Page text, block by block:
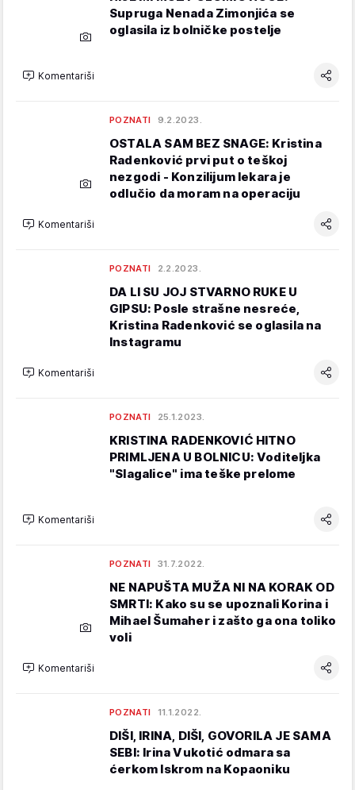
Supruga Nenada Zimonjića se
oglasila iz bolničke postelje
Komentariši
POZNATI 9.2.2023.
OSTALA SAM BEZ SNAGE: Kristina
Radenković prvi put o teškoj
nezgodi - Konzilijum lekara je
odlučio da moram na operaciju
Komentariši
POZNATI 2.2.2023.
DA LI SU JOJ STVARNO RUKE U
GIPSU: Posle strašne nesreće,
Kristina Radenković se oglasila na
Instagramu
Komentariši
POZNATI 25.1.2023.
KRISTINA RADENKOVIĆ HITNO
PRIMLJENA U BOLNICU: Voditeljka
"Slagalice" ima teške prelome
Komentariši
POZNATI 31.7.2022.
NE NAPUŠTA MUŽA NI NA KORAK OD
SMRTI: Kako su se upoznali Korina i
Mihael Šumaher i zašto ga ona toliko
voli
Komentariši
POZNATI 11.1.2022.
DIŠI, IRINA, DIŠI, GOVORILA JE SAMA
SEBI: Irina Vukotić odmara sa
ćerkom Iskrom na Kopaoniku